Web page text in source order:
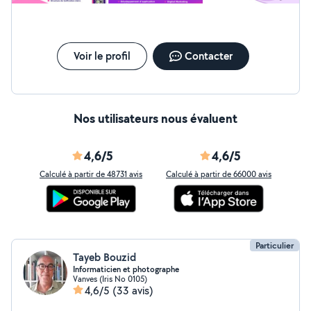
à développer des sites web performants, des
applications mobiles intuitives et des stratégies de
croissance digital
Voir le profil Contacter
Nos utilisateurs nous évaluent
4,6/5
Calculé à partir de 48731 avis
4,6/5
Calculé à partir de 66000 avis
Particulier
Tayeb Bouzid
Informaticien et photographe
Vanves (Iris No 0105)
4,6/5 (33 avis)